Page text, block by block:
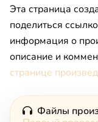
Эта страница
поделиться
информация о
описание и
странице
Файлы